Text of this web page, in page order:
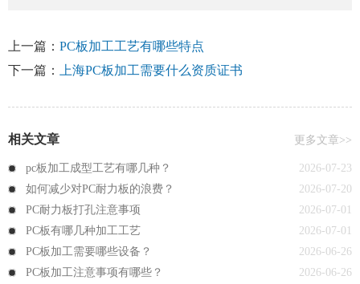
上一篇： PC板加工工艺有哪些特点
下一篇：
上海PC板加工需要什么资质证书
相关文章 更多文章>>
pc板加工成型工艺有哪几种？
2026-07-23
如何减少对PC耐力板的浪费？
2026-07-20
PC耐力板打孔注意事项
2026-07-01
PC板有哪几种加工工艺
2026-07-01
PC板加工需要哪些设备？
2026-06-26
PC板加工注意事项有哪些？
2026-06-26